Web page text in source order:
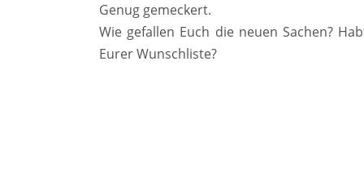
Genug gemeckert.
Wie gefallen Euch die neuen Sachen?
Eurer Wunschliste?